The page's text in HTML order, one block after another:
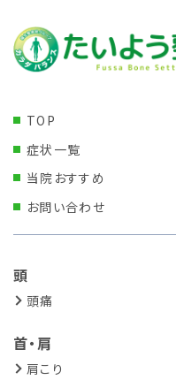
TOP
症状一覧
当院おすすめ
お問い合わせ
頭
頭痛
首・肩
肩こり